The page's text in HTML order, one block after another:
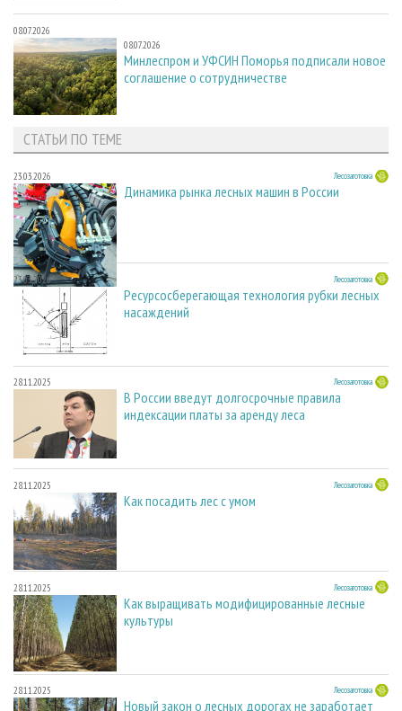
08.07.2026
08.07.2026
Минлеспром и УФСИН Поморья подписали новое
соглашение о сотрудничестве
СТАТЬИ ПО ТЕМЕ
23.03.2026 Лесозаготовка
Динамика рынка лесных машин в России
23.03.2026 Лесозаготовка
Ресурсосберегающая технология рубки лесных
насаждений
28.11.2025 Лесозаготовка
В России введут долгосрочные правила
индексации платы за аренду леса
28.11.2025 Лесозаготовка
Как посадить лес с умом
28.11.2025 Лесозаготовка
Как выращивать модифицированные лесные
культуры
28.11.2025 Лесозаготовка
Новый закон о лесных дорогах не заработает